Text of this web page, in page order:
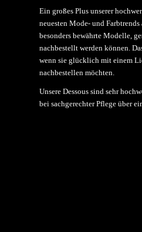
Ein großes Plus unserer
neuesten Mode- und
besonders bewährte Modelle,
nachbestellt werden können.
wenn sie glücklich mit einem
nachbestellen möchten.
Unsere Dessous sind sehr
bei sachgerechter Pflege über